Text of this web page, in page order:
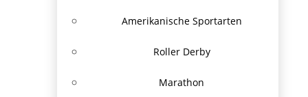
Amerikanische Sportarten
Roller Derby
Marathon